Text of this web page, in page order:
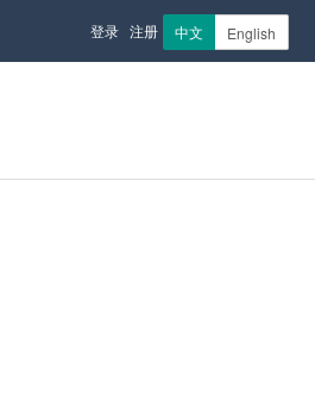
登录 注册 中文 English